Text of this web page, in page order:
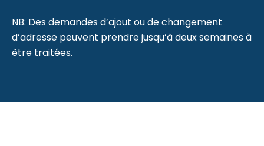
NB: Des demandes d’ajout ou de changement
d’adresse peuvent prendre jusqu’à deux semaines à
être traitées.